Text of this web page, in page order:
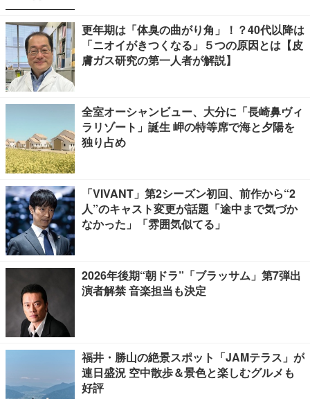
更年期は「体臭の曲がり角」！？40代以降は
「ニオイがきつくなる」５つの原因とは【皮
膚ガス研究の第一人者が解説】
全室オーシャンビュー、大分に「長崎鼻ヴィ
ラリゾート」誕生 岬の特等席で海と夕陽を
独り占め
「VIVANT」第2シーズン初回、前作から“2
人”のキャスト変更が話題「途中まで気づか
なかった」「雰囲気似てる」
2026年後期“朝ドラ”「ブラッサム」第7弾出
演者解禁 音楽担当も決定
福井・勝山の絶景スポット「JAMテラス」が
連日盛況 空中散歩＆景色と楽しむグルメも
好評